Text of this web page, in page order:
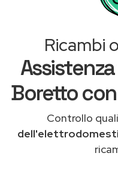
Ricambi
Boretto
Controllo